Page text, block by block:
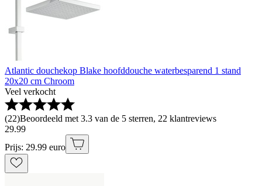
Atlantic douchekop Blake hoofddouche waterbesparend 1 stand
20x20 cm Chroom
Veel verkocht
(22)Beoordeeld met 3.3 van de 5 sterren, 22 klantreviews
29.99
Prijs: 29.99 euro